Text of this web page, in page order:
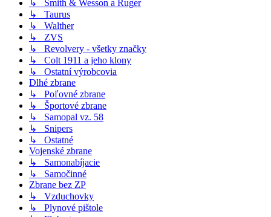
↳ Smith & Wesson a Ruger
↳ Taurus
↳ Walther
↳ ZVS
↳ Revolvery - všetky značky
↳ Colt 1911 a jeho klony
↳ Ostatní výrobcovia
Dlhé zbrane
↳ Poľovné zbrane
↳ Športové zbrane
↳ Samopal vz. 58
↳ Snipers
↳ Ostatné
Vojenské zbrane
↳ Samonabíjacie
↳ Samočinné
Zbrane bez ZP
↳ Vzduchovky
↳ Plynové pištole